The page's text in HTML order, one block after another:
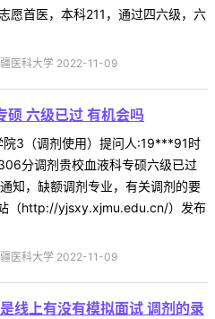
愿首医，本科211，通过四六级，六
医科大学 2022-11-09
六级已过 有机会吗
3（调剂使用）提问人:19***91时
分调剂贵校血液科专硕六级已过
知，缺额调剂专业，有关调剂的要
（http://yjsxy.xjmu.edu.cn/）发布
医科大学 2022-11-09
线上有没有模拟面试 调剂的录